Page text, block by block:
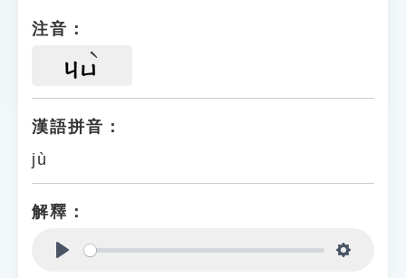
注音：
ㄐㄩ
漢語拼音：
jù
解釋：